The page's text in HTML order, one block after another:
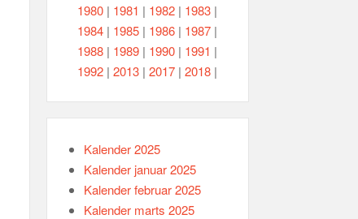
1980 | 1981 | 1982 | 1983 |
1984 | 1985 | 1986 | 1987 |
1988 | 1989 | 1990 | 1991 |
1992 |2013 |2017 |2018 |
Kalender 2025
Kalender januar 2025
Kalender februar 2025
Kalender marts 2025